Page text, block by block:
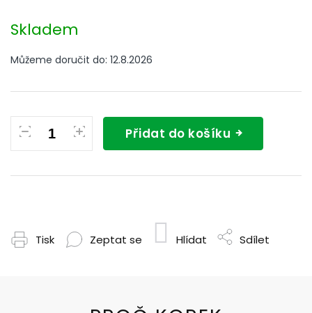
cena:
Skladem
Můžeme doručit do: 12.8.2026
Přidat do košíku
Tisk Zeptat se Hlídat Sdílet